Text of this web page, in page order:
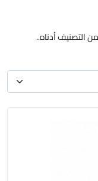
التصنيف أدناه..